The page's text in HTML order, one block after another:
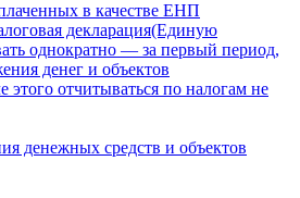
в качестве ЕНП
декларация(Единую
однократно — за первый период,
денег и объектов
этого отчитываться по налогам не
денежных средств и объектов